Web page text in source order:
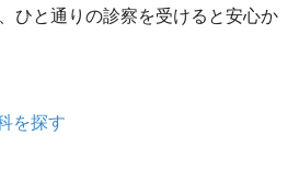
ひと通りの診察を受けると安心か
を探す